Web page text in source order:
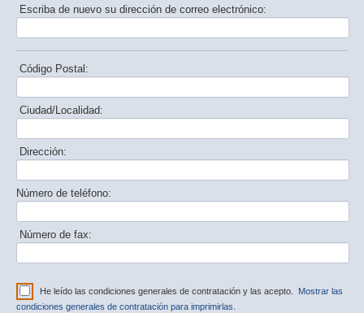
Escriba de nuevo su dirección de correo electrónico:
Código Postal:
Ciudad/Localidad:
Dirección:
Número de teléfono:
Número de fax:
He leído las condiciones generales de contratación y las acepto. Mostrar las
condiciones generales de contratación para imprimirlas.